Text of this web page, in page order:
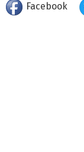
Facebook